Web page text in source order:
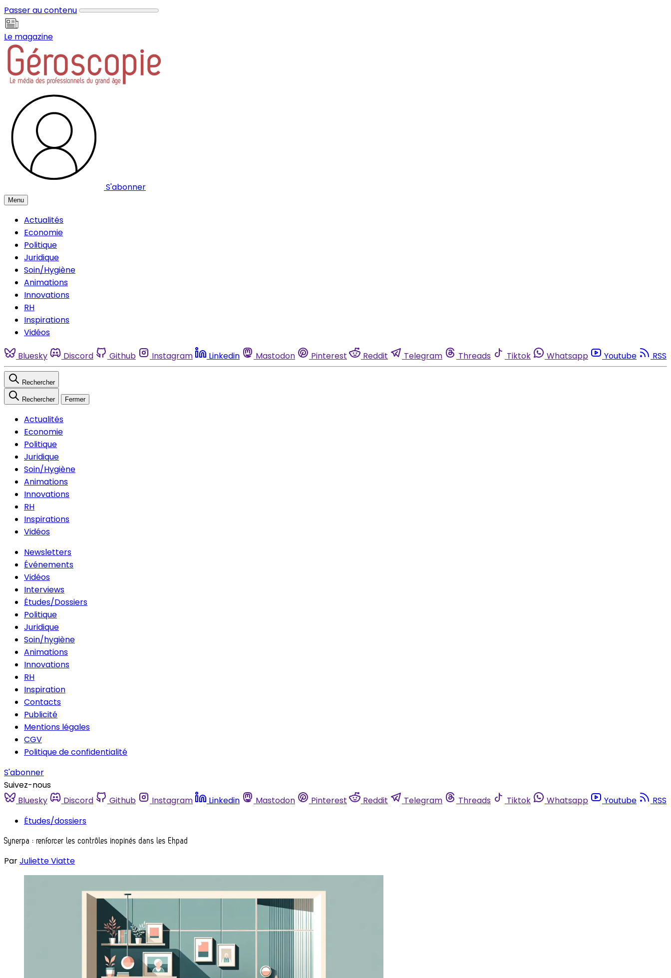
Passer au contenu
Le magazine
S'abonner
Menu
Actualités
Economie
Politique
Juridique
Soin/Hygiène
Animations
Innovations
RH
Inspirations
Vidéos
Bluesky Discord Github Instagram Linkedin Mastodon Pinterest Reddit Telegram Threads Tiktok Whatsapp Youtube RSS
Rechercher
Rechercher Fermer
Actualités
Economie
Politique
Juridique
Soin/Hygiène
Animations
Innovations
RH
Inspirations
Vidéos
Newsletters
Événements
Vidéos
Interviews
Études/Dossiers
Politique
Juridique
Soin/hygiène
Animations
Innovations
RH
Inspiration
Contacts
Publicité
Mentions légales
CGV
Politique de confidentialité
S'abonner
Suivez-nous
Bluesky
Discord Github Instagram Linkedin Mastodon Pinterest Reddit Telegram Threads Tiktok Whatsapp Youtube
RSS
Études/dossiers
Synerpa : renforcer les contrôles inopinés dans les Ehpad
ParJuliette Viatte
Panneau de gestion des cookies